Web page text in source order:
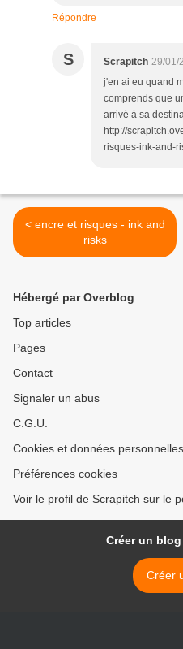
Répondre
S Scrapitch 29/01/
j'en ai eu quand
comprends que
arrivé à sa
http://
risques-ink-and-
< encre et risques - ink and
risks
Hébergé par Overblog
Top articles
Pages
Contact
Signaler un abus
C.G.U.
Cookies et données personnelles
Préférences cookies
Voir le profil de Scrapitch sur le
Créer un
Créer